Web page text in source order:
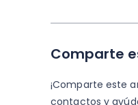
Comparte
¡Comparte este
contactos y